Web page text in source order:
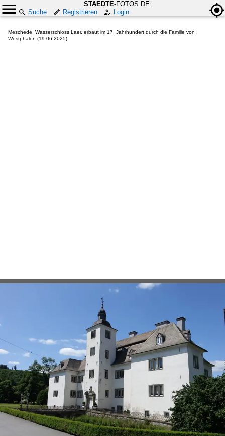
STAEDTE-FOTOS.DE
Suche
Registrieren Login
Meschede, Wasserschloss Laer, erbaut im 17. Jahrhundert durch die Familie von
Westphalen (19.06.2025)